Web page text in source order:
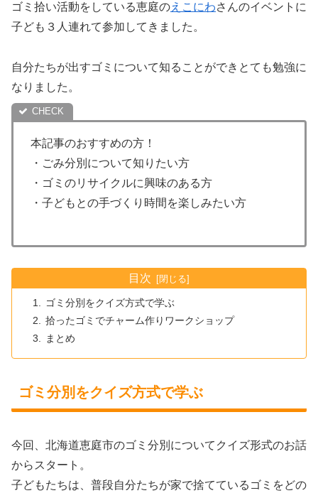
ゴミ拾い活動をしている恵庭のえこにわさんのイベントに
子ども３人連れて参加してきました。
自分たちが出すゴミについて知ることができとても勉強に
なりました。
本記事のおすすめの方！
・ごみ分別について知りたい方
・ゴミのリサイクルに興味のある方
・子どもとの手づくり時間を楽しみたい方
目次
ゴミ分別をクイズ方式で学ぶ
拾ったゴミでチャーム作りワークショップ
まとめ
ゴミ分別をクイズ方式で学ぶ
今回、北海道恵庭市のゴミ分別についてクイズ形式のお話
からスタート。
子どもたちは、普段自分たちが家で捨てているゴミをどの